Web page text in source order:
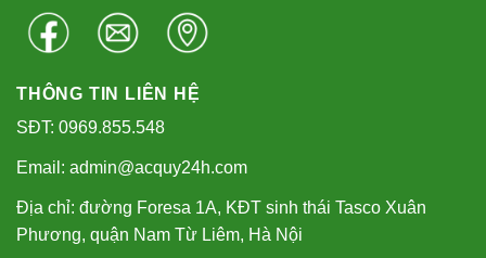
THÔNG TIN LIÊN HỆ
SĐT: 0969.855.548
Email: admin@acquy24h.com
Địa chỉ: đường Foresa 1A, KĐT sinh thái Tasco Xuân
Phương, quận Nam Từ Liêm, Hà Nội